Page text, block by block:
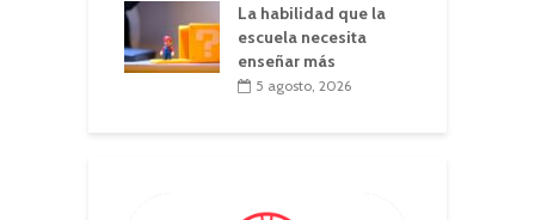
La habilidad que la
escuela necesita
enseñar más
5 agosto, 2026